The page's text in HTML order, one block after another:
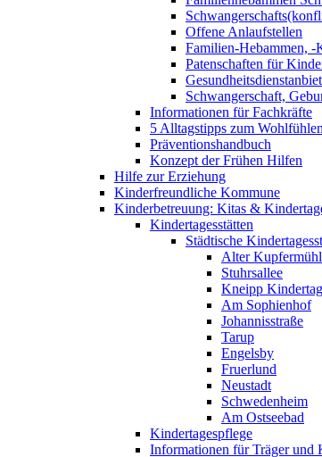
Offene Anlaufstellen
Familien-Hebammen, -
Patenschaften für
Schwangerschaft,
Informationen für Fachkräfte
5 Alltagstipps zum
Präventionshandbuch
Konzept der Frühen Hilfen
Hilfe zur Erziehung
Kinderfreundliche Kommune
Kinderbetreuung: Kitas &
Kindertagesstätten
Städtische
Alter
Stuhrsallee
Kneipp
Am Sophienhof
Johannisstraße
Tarup
Engelsby
Fruerlund
Neustadt
Schwedenheim
Am Ostseebad
Kindertagespflege
Informationen für Träger und